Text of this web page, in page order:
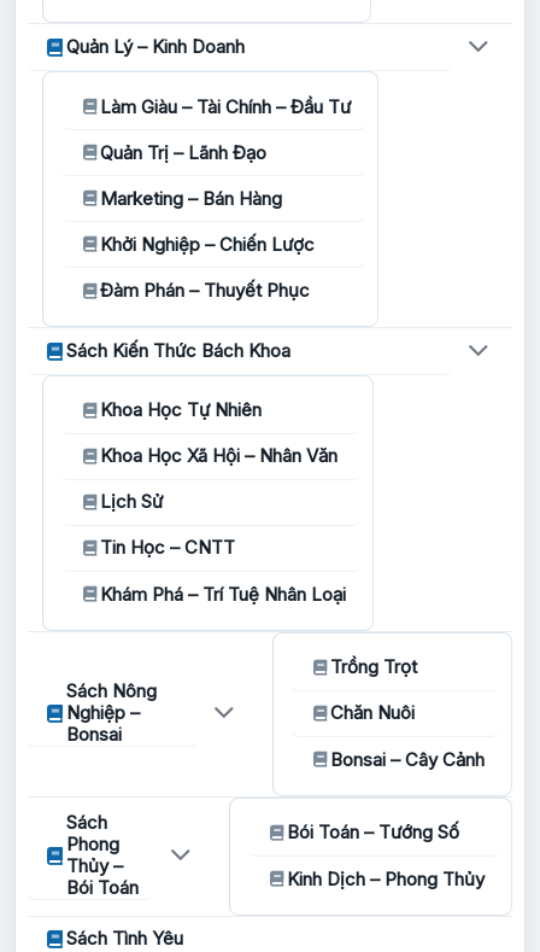
Quản Lý – Kinh Doanh
Làm Giàu – Tài Chính – Đầu Tư
Quản Trị – Lãnh Đạo
Marketing – Bán Hàng
Khởi Nghiệp – Chiến Lược
Đàm Phán – Thuyết Phục
Sách Kiến Thức Bách Khoa
Khoa Học Tự Nhiên
Khoa Học Xã Hội – Nhân Văn
Lịch Sử
Tin Học – CNTT
Khám Phá – Trí Tuệ Nhân Loại
Sách Nông
Nghiệp –
Bonsai
Trồng Trọt
Chăn Nuôi
Bonsai – Cây Cảnh
Sách
Phong
Thủy –
Bói Toán
Bói Toán – Tướng Số
Kinh Dịch – Phong Thủy
Sách Tình Yêu